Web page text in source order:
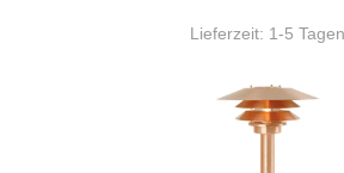
Lieferzeit: 1-5 Tagen